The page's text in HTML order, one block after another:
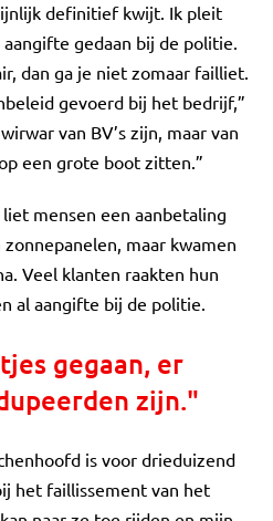
definitief kwijt. Ik pleit
gedaan bij de politie.
dan ga je niet zomaar failliet.
gevoerd bij het bedrijf,”
van BV’s zijn, maar van
een grote boot zitten.”
mensen een aanbetaling
maar kwamen
Veel klanten raakten hun
al aangifte bij de politie.
gegaan, er
zijn."
is voor drieduizend
het faillissement van het